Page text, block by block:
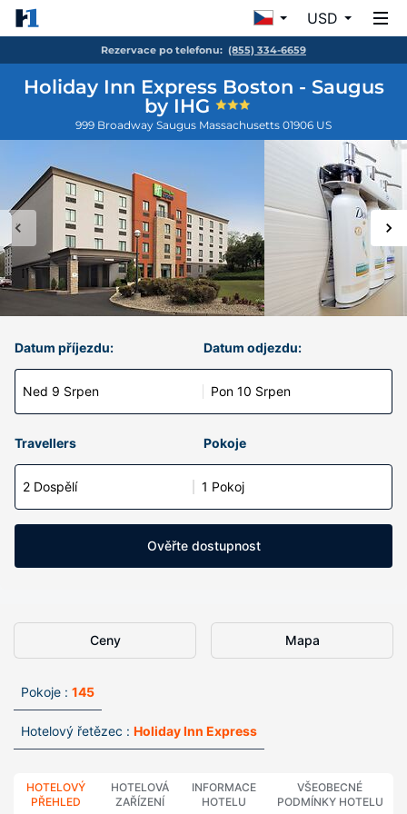
USD
Rezervace po telefonu: (855) 334-6659
Holiday Inn Express Boston - Saugus
by IHG
999 Broadway Saugus Massachusetts 01906 US
Datum příjezdu:
Ned 9 Srpen
Datum odjezdu:
Pon 10 Srpen
Travellers Pokoje
2 Dospělí 1 Pokoj
Ověřte dostupnost
Ceny Mapa
Pokoje : 145
Hotelový řetězec : Holiday Inn Express
HOTELOVÝ
PŘEHLED
HOTELOVÁ
ZAŘÍZENÍ
INFORMACE
HOTELU
VŠEOBECNÉ
PODMÍNKY HOTELU